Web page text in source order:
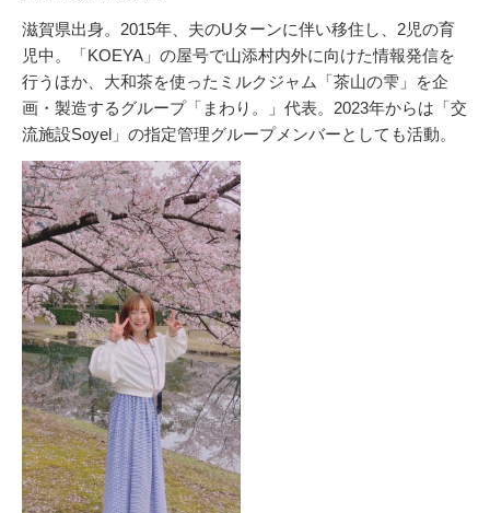
滋賀県出身。2015年、夫のUターンに伴い移住し、2児の育
児中。「KOEYA」の屋号で山添村内外に向けた情報発信を
行うほか、大和茶を使ったミルクジャム「茶山の雫」を企
画・製造するグループ「まわり。」代表。2023年からは「交
流施設Soyel」の指定管理グループメンバーとしても活動。